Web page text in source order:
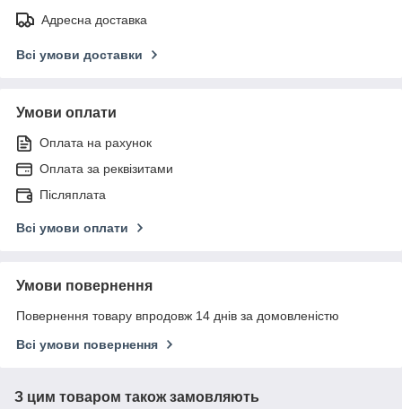
Адресна доставка
Всі умови доставки
Умови оплати
Оплата на рахунок
Оплата за реквізитами
Післяплата
Всі умови оплати
Умови повернення
Повернення товару впродовж 14 днів за домовленістю
Всі умови повернення
З цим товаром також замовляють